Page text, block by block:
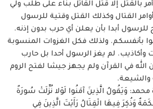
بالقتل إلا قتل القاتل بناء على طلب ‏ولي
القتال وكذلك القتل وقتية للرسول
للرسول أبدا بأن ‏يعلن أي حرب بدون إذنه.
بأنفسكم. ولذلك فكل الغزوات المنسوبة
وأكاذيب. لم يغز الرسول أحدا بل حارب
الله في القرآن ولم ‏يجهز جيشا لفتح الروم
وَيَقُولُ الَّذِينَ آمَنُوا لَوْلا نُزِّلَتْ سُورَةٌ
وَذُكِرَ ‏فِيهَا الْقِتَالُ رَأَيْتَ الَّذِينَ فِي